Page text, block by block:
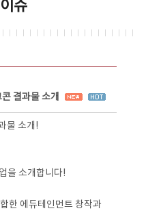
슈
결과물 소개
물 소개!
을 소개합니다!
한 에듀테인먼트 창작과